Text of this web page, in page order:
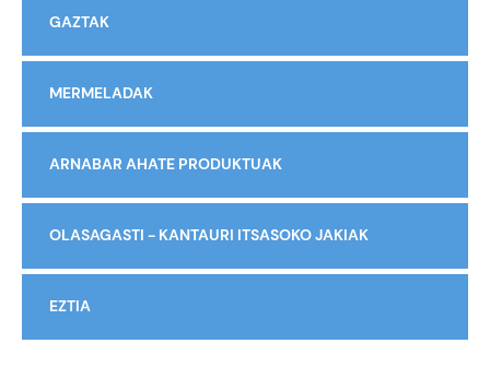
GAZTAK
MERMELADAK
ARNABAR AHATE PRODUKTUAK
OLASAGASTI - KANTAURI ITSASOKO JAKIAK
EZTIA